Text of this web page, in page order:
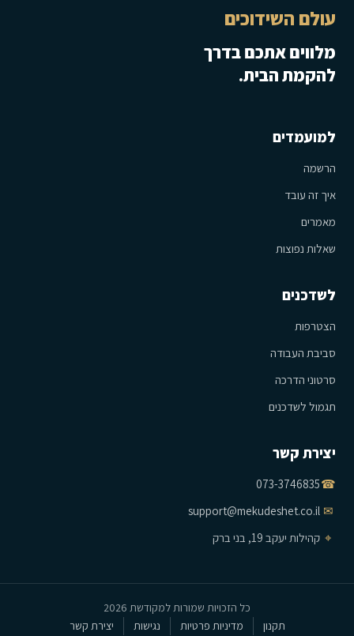
עולם השידוכים
מלווים אתכם בדרך
להקמת הבית.
למועמדים
הרשמה
איך זה עובד
מאמרים
שאלות נפוצות
לשדכנים
הצטרפות
סביבת העבודה
סרטוני הדרכה
תגמול לשדכנים
יצירת קשר
☎
073-3746835
✉
support@mekudeshet.co.il
⌖ קהילות יעקב 19, בני ברק
כל הזכויות שמורות למקודשת 2026
תקנון
מדיניות פרטיות נגישות יצירת קשר